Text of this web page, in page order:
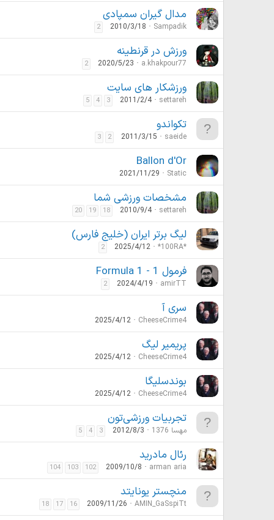
مدال گیران سمپادی
Sampadik
2010/3/18
2
ورزش در قرنطینه
a.khakpour77
2020/5/23
2
ورزشکار های سایت
settareh
2011/2/4
3
4
5
تکواندو
saeide
2011/3/15
2
3
Ballon d'Or
Static
2021/11/29
مشخصات ورزشی شما
settareh
2010/9/4
18
19
20
لیگ برتر ایران (خلیج فارس)
*100RA*
2025/4/12
2
فرمول 1 - Formula 1
amirTT
2024/4/19
2
سری آ
CheeseCrime4
2025/4/12
پریمیر لیگ
CheeseCrime4
2025/4/12
بوندسلیگا
CheeseCrime4
2025/4/12
تجربیات ورزشی‌تون
مهسا 1376 2012/8/3
3
4
5
رئال مادرید
arman aria
2009/10/8
102
103
104
منچستر یونایتد
AMIN_GaSspiTt
2009/11/26
16
17
18